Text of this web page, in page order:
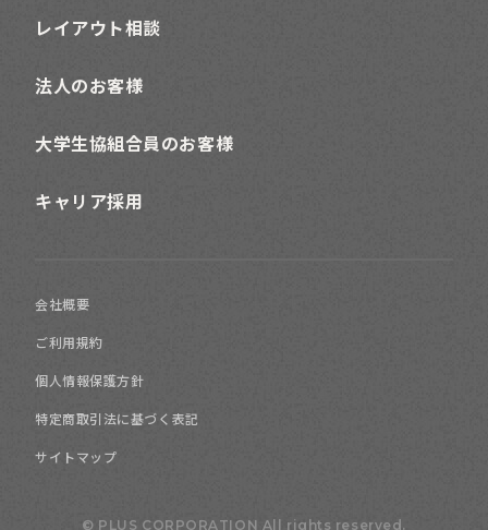
レイアウト相談
法人のお客様
大学生協組合員のお客様
キャリア採用
会社概要
ご利用規約
個人情報保護方針
特定商取引法に基づく表記
サイトマップ
© PLUS CORPORATION All rights reserved.